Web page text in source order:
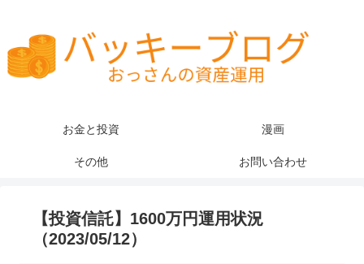
お金と投資 漫画
その他 お問い合わせ
【投資信託】1600万円運用状況
（2023/05/12）